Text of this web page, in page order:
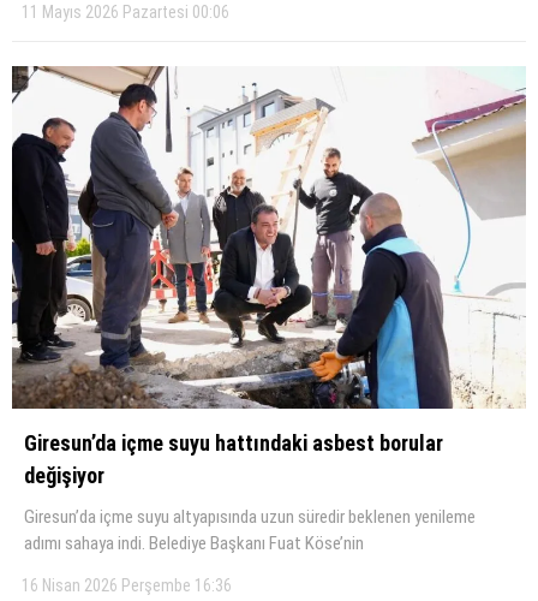
11 Mayıs 2026 Pazartesi 00:06
Giresun’da içme suyu hattındaki asbest borular
değişiyor
Giresun’da içme suyu altyapısında uzun süredir beklenen yenileme
adımı sahaya indi. Belediye Başkanı Fuat Köse’nin
16 Nisan 2026 Perşembe 16:36